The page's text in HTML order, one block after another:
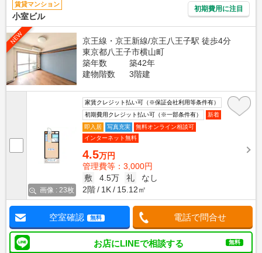
賃貸マンション
小室ビル
初期費用に注目
NEW
京王線・京王新線/京王八王子駅 徒歩4分
東京都八王子市横山町
築年数
築42年
建物階数
3階建
画像 : 23枚
家賃クレジット払い可（※保証会社利用等条件有）
初期費用クレジット払い可（※一部条件有）
新着
即入居
写真充実
無料オンライン相談可
インターネット無料
4.5万円
管理費等：3,000円
敷
4.5万 礼
なし
2階
1K 15.12㎡
空室確認 無料 電話で問合せ
お店にLINEで相談する 無料